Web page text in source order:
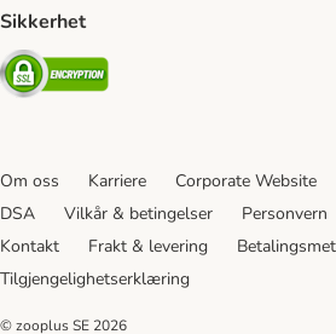
Sikkerhet
Security
Om oss Karriere Corporate Website
DSA
Vilkår & betingelser Personvern
Kontakt
Frakt & levering
Tilgjengelighetserklæring
© zooplus SE 2026